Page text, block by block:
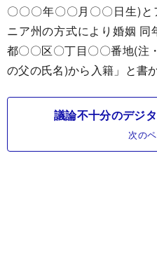
〇〇〇年〇〇月〇〇日生)
ニア州の方式により婚姻
都〇〇区〇丁目〇〇番地(注
の父の氏名)から入籍」と書
議論不十分のデジ
次の